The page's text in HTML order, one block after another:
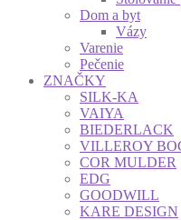
Dom a byt
Vázy
Varenie
Pečenie
ZNAČKY
SILK-KA
VAIYA
BIEDERLACK
VILLEROY
COR MULDER
EDG
GOODWILL
KARE DESIGN